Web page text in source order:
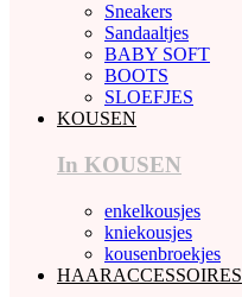
Sneakers
Sandaaltjes
BABY SOFT
BOOTS
SLOEFJES
KOUSEN
In KOUSEN
enkelkousjes
kniekousjes
kousenbroekjes
HAARACCESSOIRES